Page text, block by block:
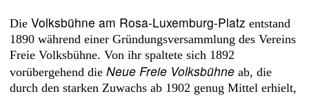
Die Volksbühne am Rosa-Luxemburg-Platz entstand
1890 während einer Gründungsversammlung des Vereins
Freie Volksbühne. Von ihr spaltete sich 1892
vorübergehend die Neue Freie Volksbühneab, die
durch den starken Zuwachs ab 1902 genug Mittel erhielt,